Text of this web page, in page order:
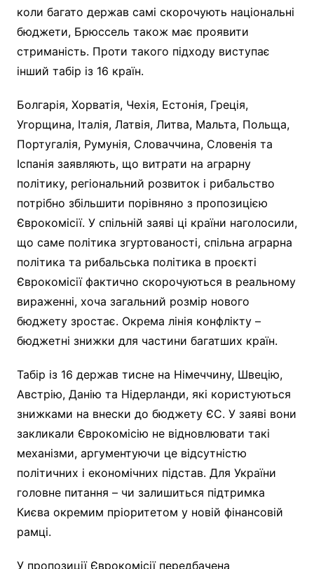
коли багато держав самі скорочують національні
бюджети, Брюссель також має проявити
стриманість. Проти такого підходу виступає
інший табір із 16 країн.
Болгарія, Хорватія, Чехія, Естонія, Греція,
Угорщина, Італія, Латвія, Литва, Мальта, Польща,
Португалія, Румунія, Словаччина, Словенія та
Іспанія заявляють, що витрати на аграрну
політику, регіональний розвиток і рибальство
потрібно збільшити порівняно з пропозицією
Єврокомісії. У спільній заяві ці країни наголосили,
що саме політика згуртованості, спільна аграрна
політика та рибальська політика в проєкті
Єврокомісії фактично скорочуються в реальному
вираженні, хоча загальний розмір нового
бюджету зростає. Окрема лінія конфлікту –
бюджетні знижки для частини багатших країн.
Табір із 16 держав тисне на Німеччину, Швецію,
Австрію, Данію та Нідерланди, які користуються
знижками на внески до бюджету ЄС. У заяві вони
закликали Єврокомісію не відновлювати такі
механізми, аргументуючи це відсутністю
політичних і економічних підстав. Для України
головне питання – чи залишиться підтримка
Києва окремим пріоритетом у новій фінансовій
рамці.
У пропозиції Єврокомісії передбачена